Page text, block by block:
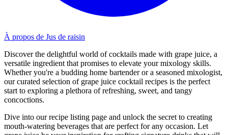
À propos de Jus de raisin
Discover the delightful world of cocktails made with grape juice, a
versatile ingredient that promises to elevate your mixology skills.
Whether you're a budding home bartender or a seasoned mixologist,
our curated selection of grape juice cocktail recipes is the perfect
start to exploring a plethora of refreshing, sweet, and tangy
concoctions.
Dive into our recipe listing page and unlock the secret to creating
mouth-watering beverages that are perfect for any occasion. Let